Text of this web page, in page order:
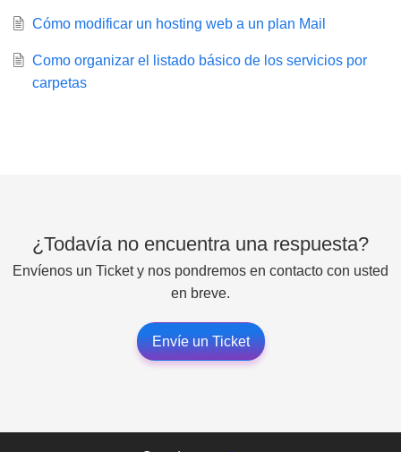
Cómo modificar un hosting web a un plan Mail
Como organizar el listado básico de los servicios por
carpetas
¿Todavía no encuentra una respuesta?
Envíenos un Ticket y nos pondremos en contacto con usted
en breve.
Envíe un Ticket